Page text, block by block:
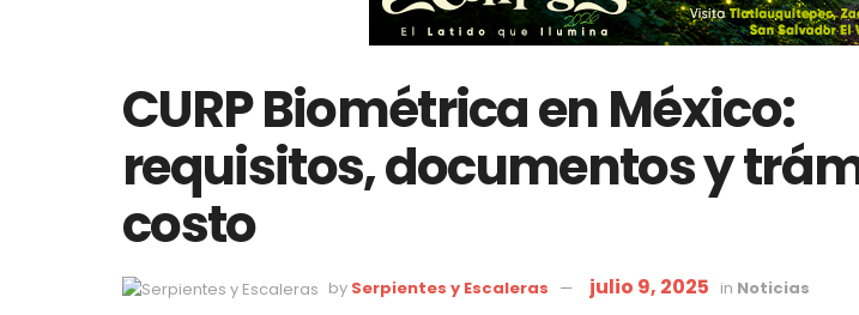
CURP Biométrica en México:
requisitos, documentos y
costo
by Serpientes y Escaleras julio 9, 2025 in Noticias